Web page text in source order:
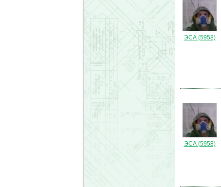
ЭСА (5958)
ЭСА (5958)